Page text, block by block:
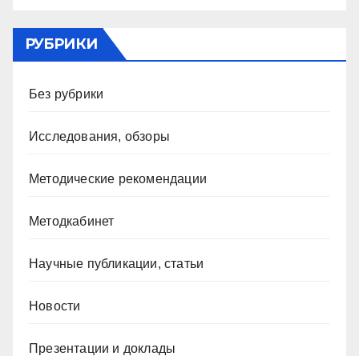
РУБРИКИ
Без рубрики
Исследования, обзоры
Методические рекомендации
Методкабинет
Научные публикации, статьи
Новости
Презентации и доклады